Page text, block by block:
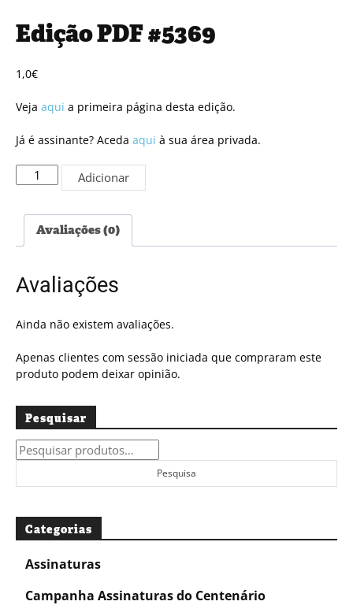
Edição PDF #5369
1,0€
Veja aqui a primeira página desta edição.
Já é assinante? Aceda aqui à sua área privada.
Quantidade
de
PDF
#5369
Adicionar
Avaliações (0)
Avaliações
Ainda não existem avaliações.
Apenas clientes com sessão iniciada que compraram este
produto podem deixar opinião.
Pesquisar
Pesquisar
por:
Pesquisa
Categorias
Assinaturas
Campanha Assinaturas do Centenário